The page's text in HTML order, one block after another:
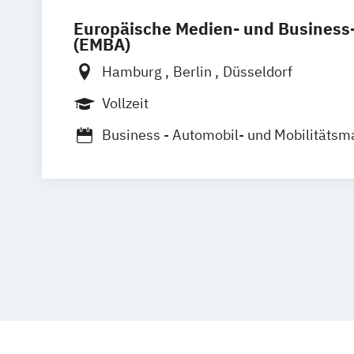
Europäische Medien- und
(EMBA)
Hamburg Berlin
Düsseldorf
Vollzeit
Business - Automobil- und
Business - Sport- Fitness- und
Marketing - Internationales Marketing